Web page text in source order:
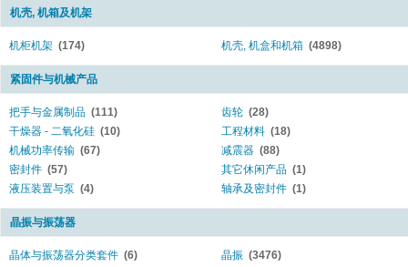
机壳, 机箱及机架
机柜机架 (174) 机壳, 机盒和机箱 (4898)
紧固件与机械产品
把手与金属制品 (111) 齿轮 (28)
干燥器 - 二氧化硅 (10) 工程材料 (18)
机械功率传输 (67) 减震器 (88)
密封件 (57) 其它休闲产品 (1)
液压装置与泵 (4) 轴承及密封件 (1)
晶振与振荡器
晶体与振荡器分类套件 (6) 晶振 (3476)